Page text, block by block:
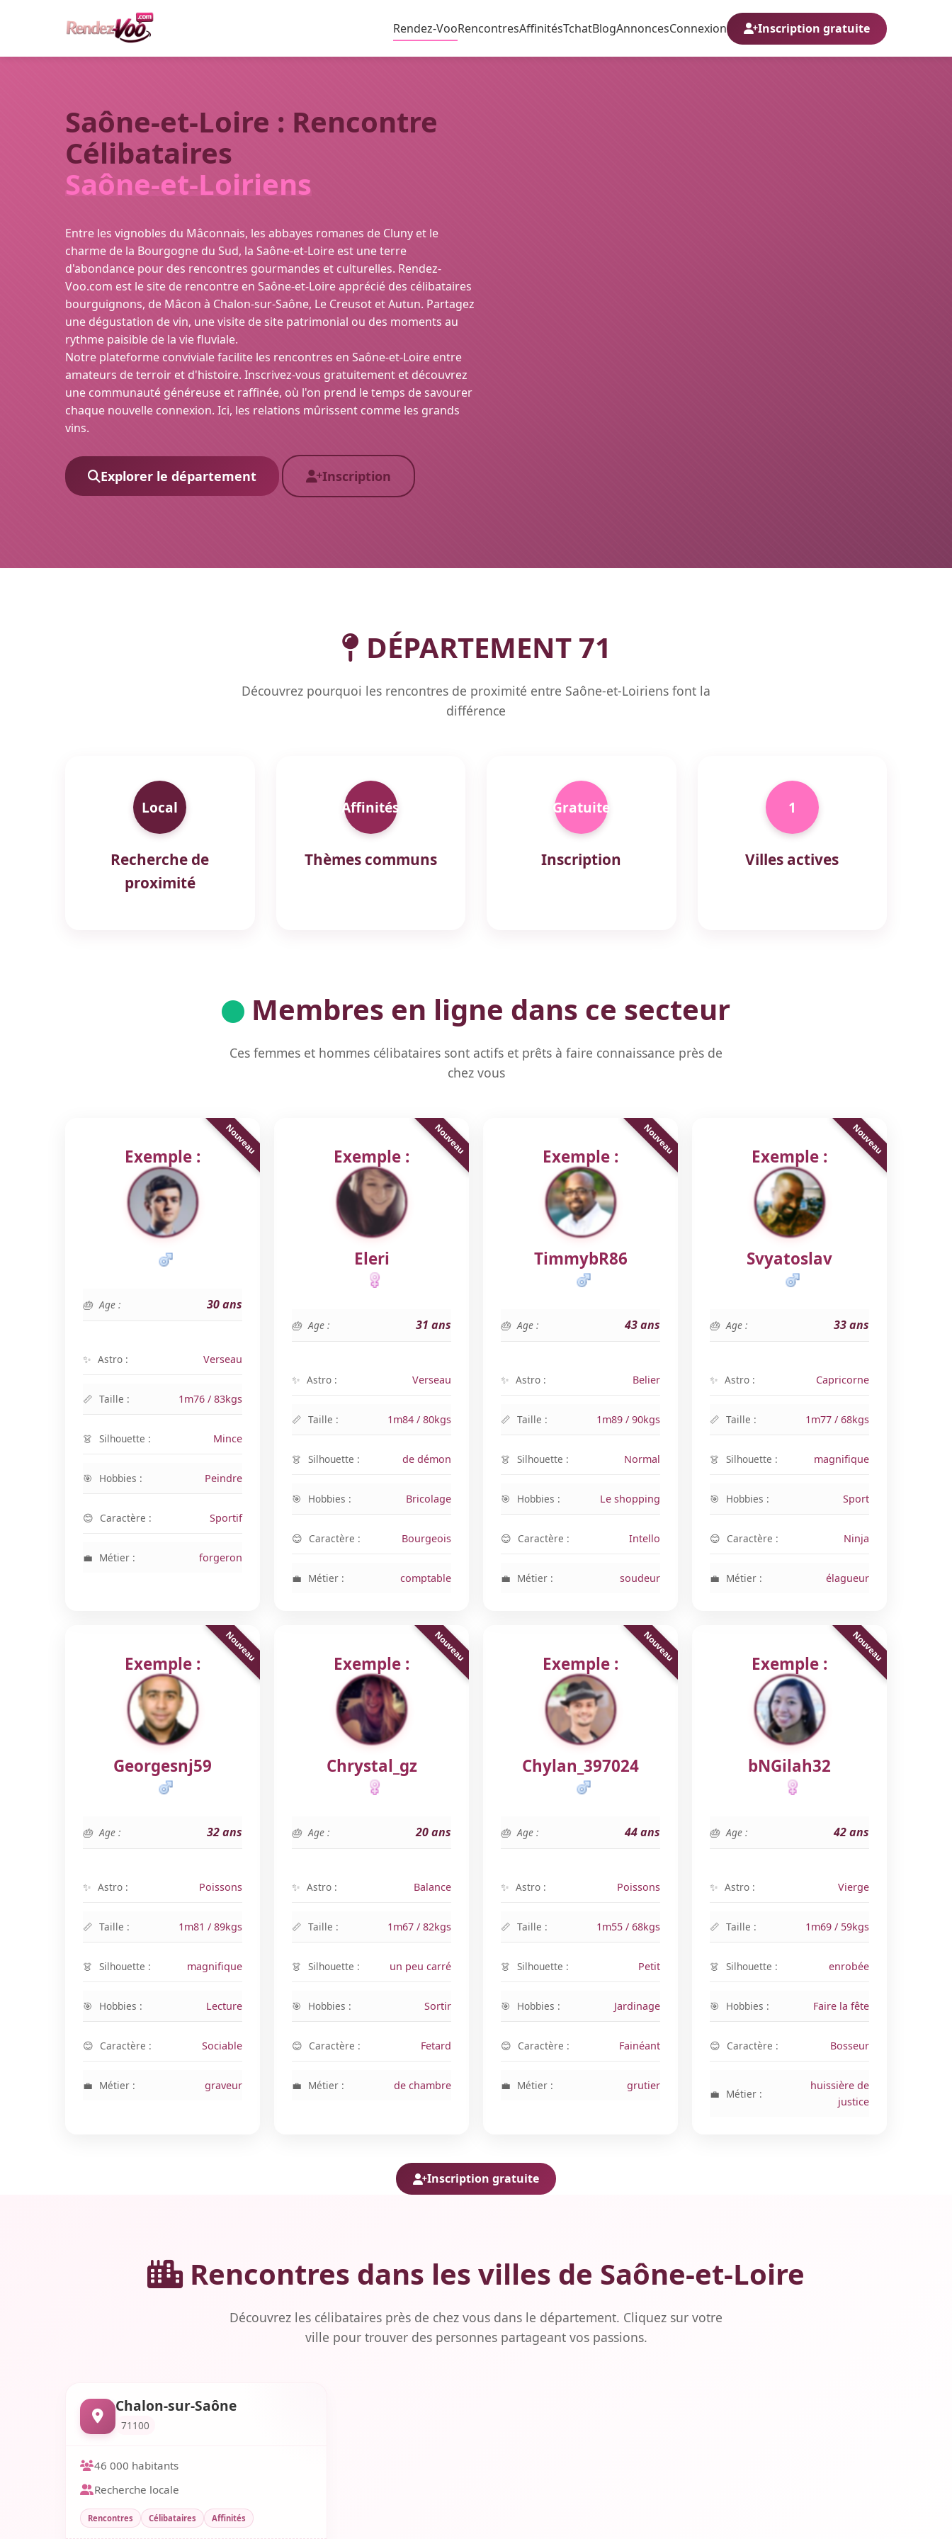
Rendez-VooRencontresAffinitésTchatBlogAnnoncesConnexion Inscription gratuite
Saône-et-Loire : Rencontre
Célibataires
Saône-et-Loiriens
Entre les vignobles du Mâconnais, les abbayes romanes de Cluny et le
charme de la Bourgogne du Sud, la Saône-et-Loire est une terre
d'abondance pour des rencontres gourmandes et culturelles. Rendez-
Voo.com est le site de rencontre en Saône-et-Loire apprécié des célibataires
bourguignons, de Mâcon à Chalon-sur-Saône, Le Creusot et Autun. Partagez
une dégustation de vin, une visite de site patrimonial ou des moments au
rythme paisible de la vie fluviale.
Notre plateforme conviviale facilite les rencontres en Saône-et-Loire entre
amateurs de terroir et d'histoire. Inscrivez-vous gratuitement et découvrez
une communauté généreuse et raffinée, où l'on prend le temps de savourer
chaque nouvelle connexion. Ici, les relations mûrissent comme les grands
vins.
Explorer le département Inscription
DÉPARTEMENT 71
Découvrez pourquoi les rencontres de proximité entre Saône-et-Loiriens font la
différence
Local
Recherche de
proximité
Affinités
Thèmes communs
Gratuite
Inscription
1
Villes actives
Membres en ligne dans ce secteur
Ces femmes et hommes célibataires sont actifs et prêts à faire connaissance près de
chez vous
Exemple :
Age : 30 ans
Astro : Verseau
Taille : 1m76 / 83kgs
Silhouette : Mince
Hobbies : Peindre
Caractère : Sportif
Métier : forgeron
Exemple :
Eleri
Age : 31 ans
Astro : Verseau
Taille : 1m84 / 80kgs
Silhouette : de démon
Hobbies : Bricolage
Caractère : Bourgeois
Métier : comptable
Exemple :
TimmybR86
Age : 43 ans
Astro : Belier
Taille : 1m89 / 90kgs
Silhouette : Normal
Hobbies : Le shopping
Caractère : Intello
Métier : soudeur
Exemple :
Svyatoslav
Age : 33 ans
Astro : Capricorne
Taille : 1m77 / 68kgs
Silhouette : magnifique
Hobbies : Sport
Caractère : Ninja
Métier : élagueur
Exemple :
Georgesnj59
Age : 32 ans
Astro : Poissons
Taille : 1m81 / 89kgs
Silhouette : magnifique
Hobbies : Lecture
Caractère : Sociable
Métier : graveur
Exemple :
Chrystal_gz
Age : 20 ans
Astro : Balance
Taille : 1m67 / 82kgs
Silhouette : un peu carré
Hobbies : Sortir
Caractère : Fetard
Métier : de chambre
Exemple :
Chylan_397024
Age : 44 ans
Astro : Poissons
Taille : 1m55 / 68kgs
Silhouette : Petit
Hobbies : Jardinage
Caractère : Fainéant
Métier : grutier
Exemple :
bNGilah32
Age : 42 ans
Astro : Vierge
Taille : 1m69 / 59kgs
Silhouette : enrobée
Hobbies : Faire la fête
Caractère : Bosseur
Métier :
huissière de
justice
Inscription gratuite
Rencontres dans les villes de Saône-et-Loire
Découvrez les célibataires près de chez vous dans le département. Cliquez sur votre
ville pour trouver des personnes partageant vos passions.
Chalon-sur-Saône
71100
46 000 habitants
Recherche locale
Rencontres Célibataires Affinités